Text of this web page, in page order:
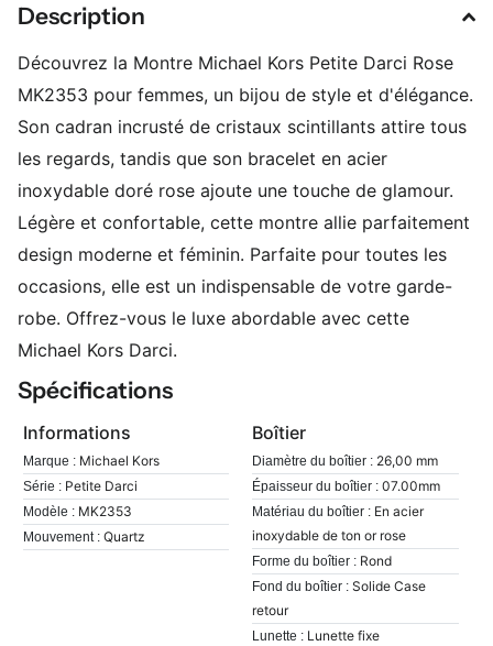
Description
Découvrez la Montre Michael Kors Petite Darci Rose
MK2353 pour femmes, un bijou de style et d'élégance.
Son cadran incrusté de cristaux scintillants attire tous
les regards, tandis que son bracelet en acier
inoxydable doré rose ajoute une touche de glamour.
Légère et confortable, cette montre allie parfaitement
design moderne et féminin. Parfaite pour toutes les
occasions, elle est un indispensable de votre garde-
robe. Offrez-vous le luxe abordable avec cette
Michael Kors Darci.
Spécifications
Informations
Marque : Michael Kors
Série : Petite Darci
Modèle : MK2353
Mouvement : Quartz
Boîtier
Diamètre du boîtier : 26,00 mm
Épaisseur du boîtier : 07.00mm
Matériau du boîtier : En acier
inoxydable de ton or rose
Forme du boîtier : Rond
Fond du boîtier : Solide Case
retour
Lunette : Lunette fixe